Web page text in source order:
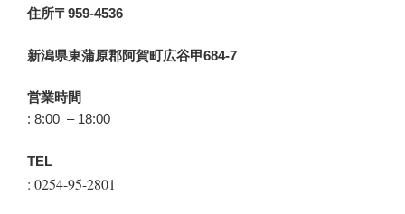
住所〒959-4536
新潟県東蒲原郡阿賀町広谷甲684-7
営業時間
: 8:00 – 18:00
TEL
: 0254-95-2801